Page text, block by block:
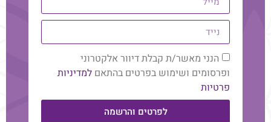
הנשמתי שהם עוברים,
ולהוריד עוד קצת מהמופלאות של מי שהם אל החומר –
אל הגוף, אל בני האדם שהם.
הנני מאשר/ת קבלת דיוור אלקטרוני
ופרסומים ושימוש בפרטים בהתאםלמדיניות
פרטיות
לפרטים והרשמה